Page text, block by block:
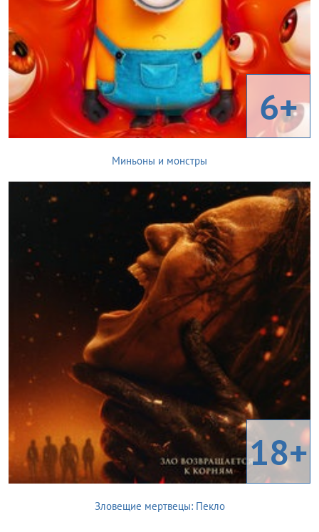
6+
Миньоны и монстры
18+
Зловещие мертвецы: Пекло